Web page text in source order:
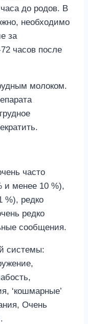
до родов. В
необходимо
за
часов после
молоком.
часто
и менее 10 %),
%), редко
редко
сообщения.
системы:
‘кошмарные’
Очень